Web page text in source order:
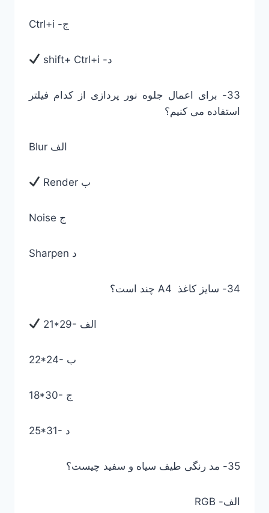
Ctrl+i -ج
shift+ Ctrl+i -د
33- برای اعمال جلوه نور پردازی از کدام فیلتر
استفاده می کنیم؟
Blur الف
Render ب
Noise ج
Sharpen د
34- سایز کاغذ A4 چند است؟
21*29- الف
22*24- ب
18*30- ج
25*31- د
35- مد رنگی طیف سیاه و سفید چیست؟
الف- RGB